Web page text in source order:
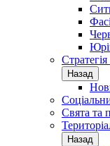
Назад
Свята та
Назад